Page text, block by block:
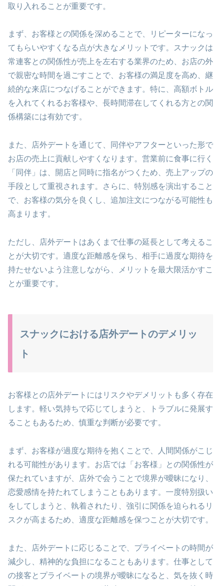
取り入れることが重要です。
まず、お客様との関係を深めることで、リピーターになっ
てもらいやすくなる点が大きなメリットです。スナックは
常連客との関係性が売上を左右する業界のため、お店の外
で親密な時間を過ごすことで、お客様の満足度を高め、継
続的な来店につなげることができます。特に、高額ボトル
を入れてくれるお客様や、長時間滞在してくれる方との関
係構築には有効です。
また、店外デートを通じて、同伴やアフターといった形で
お店の売上に貢献しやすくなります。営業前に食事に行く
「同伴」は、開店と同時に指名がつくため、売上アップの
手段として重視されます。さらに、特別感を演出すること
で、お客様の気分を良くし、追加注文につながる可能性も
高まります。
ただし、店外デートはあくまで仕事の延長として考えるこ
とが大切です。適度な距離感を保ち、相手に過度な期待を
持たせないよう注意しながら、メリットを最大限活かすこ
とが重要です。
スナックにおける店外デートのデメリッ
ト
お客様との店外デートにはリスクやデメリットも多く存在
します。軽い気持ちで応じてしまうと、トラブルに発展す
ることもあるため、慎重な判断が必要です。
まず、お客様が過度な期待を抱くことで、人間関係がこじ
れる可能性があります。お店では「お客様」との関係性が
保たれていますが、店外で会うことで境界が曖昧になり、
恋愛感情を持たれてしまうこともあります。一度特別扱い
をしてしまうと、執着されたり、強引に関係を迫られるリ
スクが高まるため、適度な距離感を保つことが大切です。
また、店外デートに応じることで、プライベートの時間が
減少し、精神的な負担になることもあります。仕事として
の接客とプライベートの境界が曖昧になると、気を抜く時